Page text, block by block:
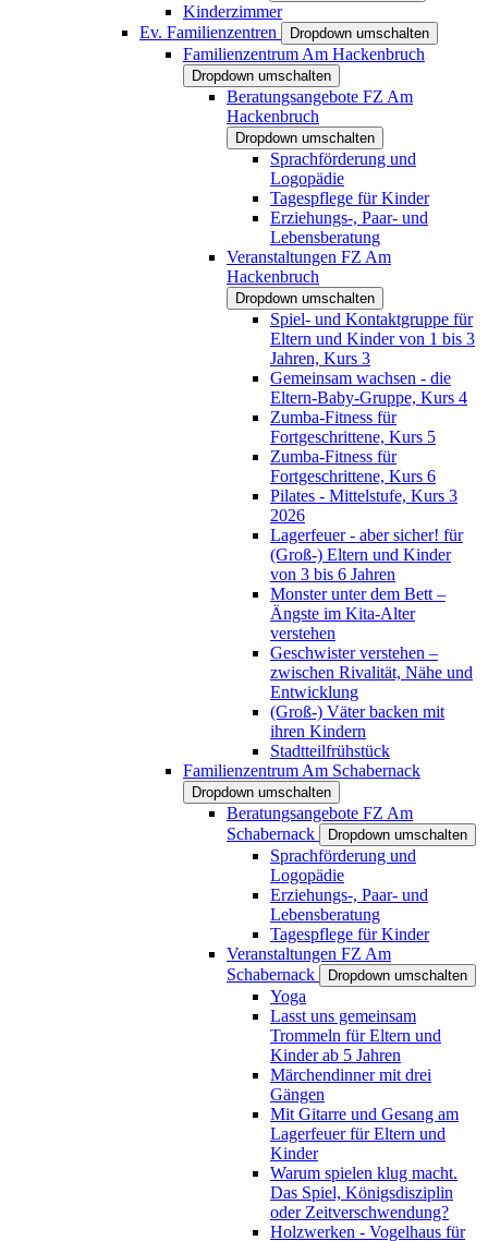
Kinderzimmer
Ev. Familienzentren
Dropdown umschalten
Familienzentrum Am Hackenbruch
Dropdown umschalten
Beratungsangebote FZ Am
Hackenbruch
Dropdown umschalten
Sprachförderung und
Logopädie
Tagespflege für Kinder
Erziehungs-, Paar- und
Lebensberatung
Veranstaltungen FZ Am
Hackenbruch
Dropdown umschalten
Spiel- und Kontaktgruppe für
Eltern und Kinder von 1 bis 3
Jahren, Kurs 3
Gemeinsam wachsen - die
Eltern-Baby-Gruppe, Kurs 4
Zumba-Fitness für
Fortgeschrittene, Kurs 5
Zumba-Fitness für
Fortgeschrittene, Kurs 6
Pilates - Mittelstufe, Kurs 3
2026
Lagerfeuer - aber sicher! für
(Groß-) Eltern und Kinder
von 3 bis 6 Jahren
Monster unter dem Bett –
Ängste im Kita-Alter
verstehen
Geschwister verstehen –
zwischen Rivalität, Nähe und
Entwicklung
(Groß-) Väter backen mit
ihren Kindern
Stadtteilfrühstück
Familienzentrum Am Schabernack
Dropdown umschalten
Beratungsangebote FZ Am
Schabernack
Dropdown umschalten
Sprachförderung und
Logopädie
Erziehungs-, Paar- und
Lebensberatung
Tagespflege für Kinder
Veranstaltungen FZ Am
Schabernack
Dropdown umschalten
Yoga
Lasst uns gemeinsam
Trommeln für Eltern und
Kinder ab 5 Jahren
Märchendinner mit drei
Gängen
Mit Gitarre und Gesang am
Lagerfeuer für Eltern und
Kinder
Warum spielen klug macht.
Das Spiel, Königsdisziplin
oder Zeitverschwendung?
Holzwerken - Vogelhaus für